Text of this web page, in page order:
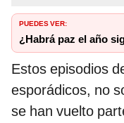
PUEDES VER:
¿Habrá paz el año
Estos episodios
esporádicos, no
se han vuelto